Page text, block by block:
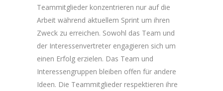
Teammitglieder konzentrieren nur auf die
Arbeit während aktuellem Sprint um ihren
Zweck zu erreichen. Sowohl das Team und
der Interessenvertreter engagieren sich um
einen Erfolg erzielen. Das Team und
Interessengruppen bleiben offen für andere
Ideen. Die Teammitglieder respektieren ihre